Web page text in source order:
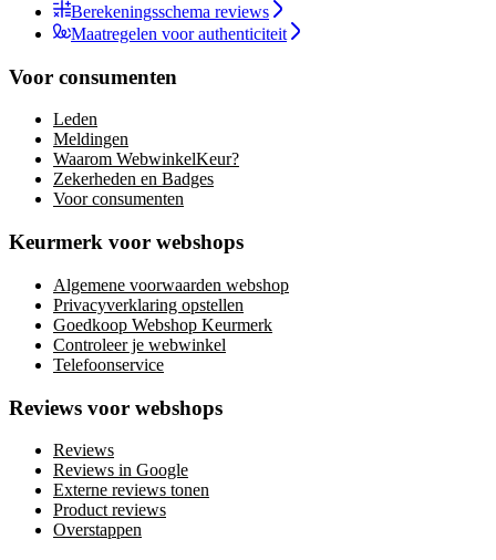
Berekeningsschema reviews
Maatregelen voor authenticiteit
Voor consumenten
Leden
Meldingen
Waarom WebwinkelKeur?
Zekerheden en Badges
Voor consumenten
Keurmerk voor webshops
Algemene voorwaarden webshop
Privacyverklaring opstellen
Goedkoop Webshop Keurmerk
Controleer je webwinkel
Telefoonservice
Reviews voor webshops
Reviews
Reviews in Google
Externe reviews tonen
Product reviews
Overstappen